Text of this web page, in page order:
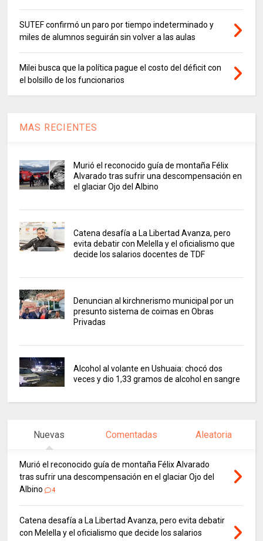
SUTEF confirmó un paro por tiempo indeterminado y
miles de alumnos seguirán sin volver a las aulas
Milei busca que la política pague el costo del déficit con
el bolsillo de los funcionarios
MAS RECIENTES
Murió el reconocido guía de montaña Félix
Alvarado tras sufrir una descompensación en
el glaciar Ojo del Albino
Catena desafía a La Libertad Avanza, pero
evita debatir con Melella y el oficialismo que
decide los salarios docentes de TDF
Denuncian al kirchnerismo municipal por un
presunto sistema de coimas en Obras
Privadas
Alcohol al volante en Ushuaia: chocó dos
veces y dio 1,33 gramos de alcohol en sangre
Nuevas Comentadas Aleatoria
Murió el reconocido guía de montaña Félix Alvarado
tras sufrir una descompensación en el glaciar Ojo del
Albino
4
Catena desafía a La Libertad Avanza, pero evita debatir
con Melella y el oficialismo que decide los salarios